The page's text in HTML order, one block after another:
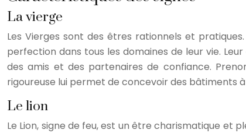
La vierge
Les Vierges sont des êtres rationnels et
perfection dans tous les domaines de leur vie.
des amis et des partenaires de confiance.
rigoureuse lui permet de concevoir des bâtiments
Le lion
Le Lion, signe de feu, est un être charismatique et